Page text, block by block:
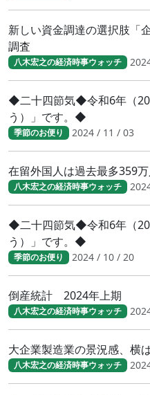
新しい資金調達の選択肢「
調査
八木宏之の経済時事ウォッチ
◆二十四節気◆令和6年（
う）」です。◆
季節のお便り 2024 / 11 / 03
在留外国人は過去最多359
八木宏之の経済時事ウォッチ
◆二十四節気◆令和6年（
う）」です。◆
季節のお便り 2024 / 10 / 20
倒産統計 2024年上期
八木宏之の経済時事ウォッチ
大企業製造業の景況感、
八木宏之の経済時事ウォッチ